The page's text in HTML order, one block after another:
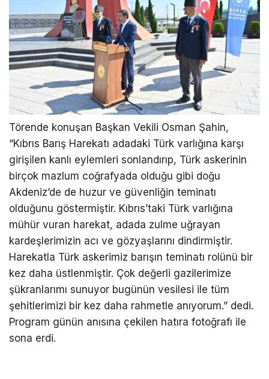
Törende konuşan Başkan Vekili Osman Şahin,
“Kıbrıs Barış Harekatı adadaki Türk varlığına karşı
girişilen kanlı eylemleri sonlandırıp, Türk askerinin
birçok mazlum coğrafyada olduğu gibi doğu
Akdeniz’de de huzur ve güvenliğin teminatı
olduğunu göstermiştir. Kıbrıs’taki Türk varlığına
mühür vuran harekat, adada zulme uğrayan
kardeşlerimizin acı ve gözyaşlarını dindirmiştir.
Harekatla Türk askerimiz barışın teminatı rolünü bir
kez daha üstlenmiştir. Çok değerli gazilerimize
şükranlarımı sunuyor bugünün vesilesi ile tüm
şehitlerimizi bir kez daha rahmetle anıyorum.” dedi.
Program günün anısına çekilen hatıra fotoğrafı ile
sona erdi.